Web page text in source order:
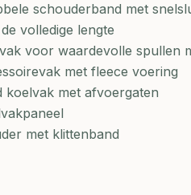
schouderband met
volledige lengte
voor waardevolle spullen
met fleece voering
koelvak met afvoergaten
met klittenband